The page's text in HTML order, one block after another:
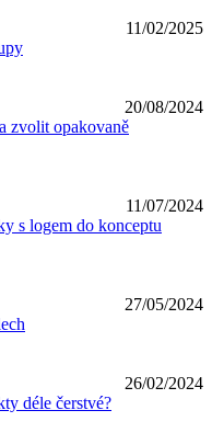
11/02/2025
20/08/2024
zvolit opakovaně
11/07/2024
s logem do konceptu
27/05/2024
26/02/2024
déle čerstvé?